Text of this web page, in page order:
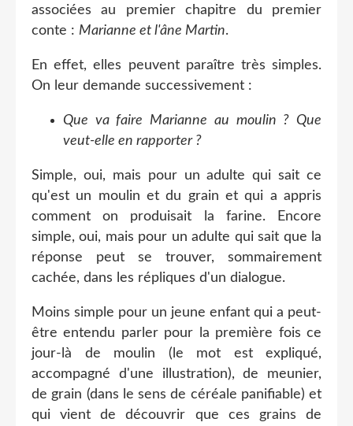
associées au premier chapitre du premier
conte : Marianne et l'âne Martin.
En effet, elles peuvent paraître très simples.
On leur demande successivement :
Que va faire Marianne au moulin ? Que
veut-elle en rapporter ?
Simple, oui, mais pour un adulte qui sait ce
qu'est un moulin et du grain et qui a appris
comment on produisait la farine. Encore
simple, oui, mais pour un adulte qui sait que la
réponse peut se trouver, sommairement
cachée, dans les répliques d'un dialogue.
Moins simple pour un jeune enfant qui a peut-
être entendu parler pour la première fois ce
jour-là de moulin (le mot est expliqué,
accompagné d'une illustration), de meunier,
de grain (dans le sens de céréale panifiable) et
qui vient de découvrir que ces grains de